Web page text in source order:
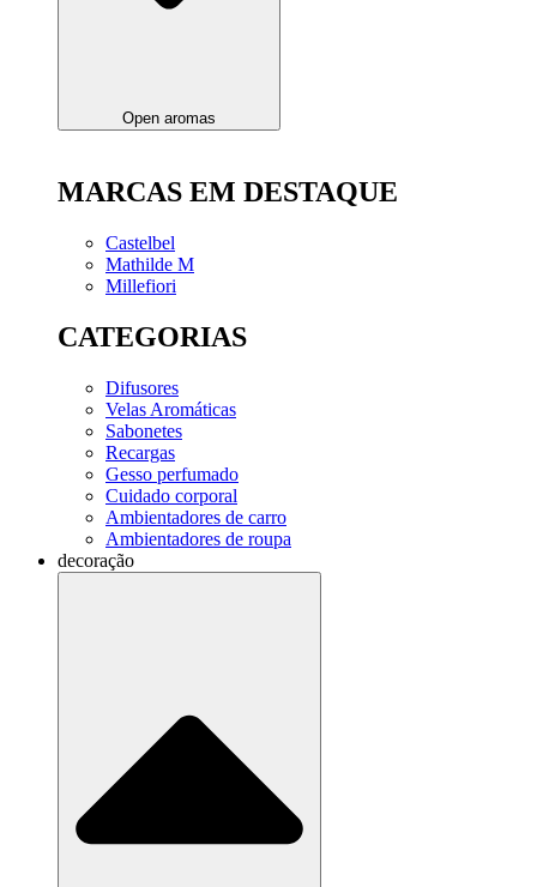
Open aromas
MARCAS EM DESTAQUE
Castelbel
Mathilde M
Millefiori
CATEGORIAS
Difusores
Velas Aromáticas
Sabonetes
Recargas
Gesso perfumado
Cuidado corporal
Ambientadores de carro
Ambientadores de roupa
decoração